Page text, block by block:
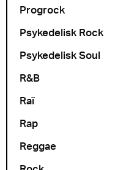
Progrock
Psykedelisk Rock
Psykedelisk Soul
R&B
Raï
Rap
Reggae